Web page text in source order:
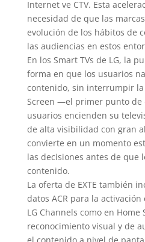
Internet ve CTV. Esta
necesidad de que las
evolución de los hábitos de
las audiencias en estos
En los Smart TVs de LG, la
forma en que los usuarios
contenido, sin interrumpir la
Screen —el primer punto de
usuarios encienden su
de alta visibilidad con gran
convierte en un momento
las decisiones antes de que
contenido.
La oferta de EXTE también
datos ACR para la
LG Channels como en Home
reconocimiento visual y de